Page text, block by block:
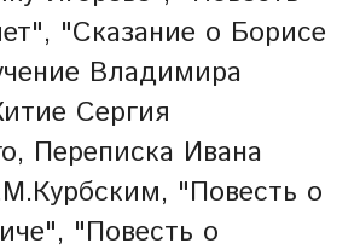
"Сказание о Борисе
Владимира
Сергия
Переписка Ивана
"Повесть о
"Повесть о